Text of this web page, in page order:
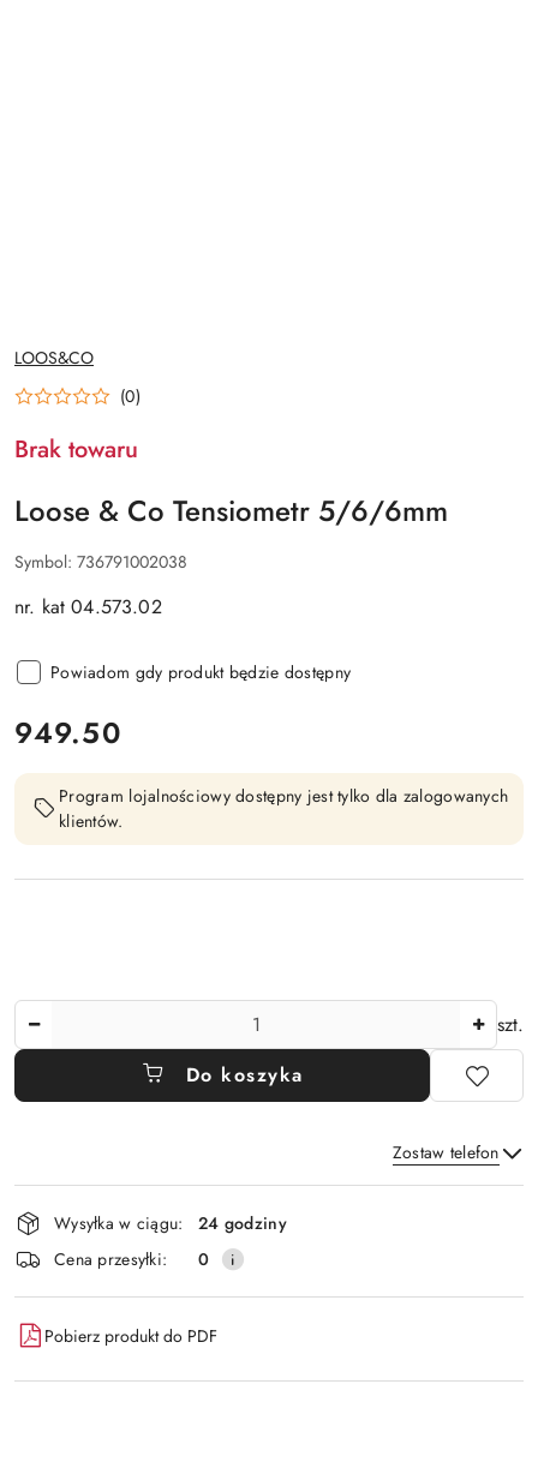
NAZWA
PRODUCENTA:
LOOS&CO
(0)
Brak towaru
Loose & Co Tensiometr 5/6/6mm
Symbol: 736791002038
nr. kat 04.573.02
Powiadom gdy produkt będzie dostępny
cena:
949.50
Program lojalnościowy dostępny jest tylko dla zalogowanych
klientów.
szt.
Do koszyka
Zostaw telefon
Wyślij
Dostępność
i
dostawa
Wysyłka w ciągu:
24 godziny
Cena przesyłki:
0
Pobierz produkt do PDF